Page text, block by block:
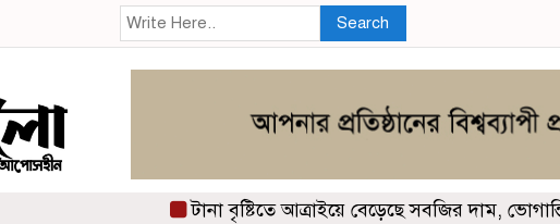
Search
টানা বৃষ্টিতে আত্রাইয়ে বেড়েছে সবজির দাম, ভোগান্তিতে